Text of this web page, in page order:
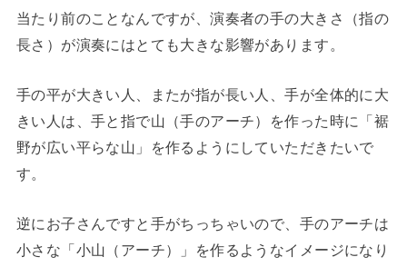
当たり前のことなんですが、演奏者の手の大きさ（指の
長さ）が演奏にはとても大きな影響があります。
手の平が大きい人、またが指が長い人、手が全体的に大
きい人は、手と指で山（手のアーチ）を作った時に「裾
野が広い平らな山」を作るようにしていただきたいで
す。
逆にお子さんですと手がちっちゃいので、手のアーチは
小さな「小山（アーチ）」を作るようなイメージになり